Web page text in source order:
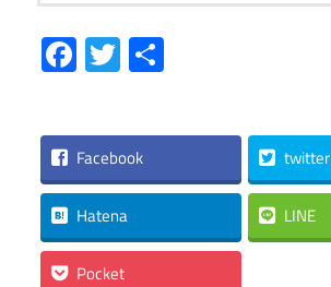
Facebook
Twitter
Facebook twitter
Hatena LINE
Pocket